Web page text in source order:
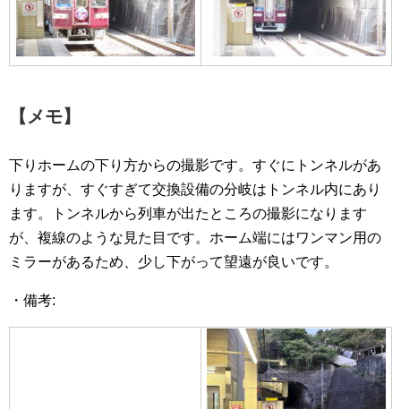
【メモ】
下りホームの下り方からの撮影です。すぐにトンネルがあ
りますが、すぐすぎて交換設備の分岐はトンネル内にあり
ます。トンネルから列車が出たところの撮影になります
が、複線のような見た目です。ホーム端にはワンマン用の
ミラーがあるため、少し下がって望遠が良いです。
・備考: